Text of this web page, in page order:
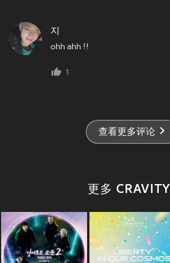
지
ohh ahh !!
1
查看更多评论
更多 CRAVITY